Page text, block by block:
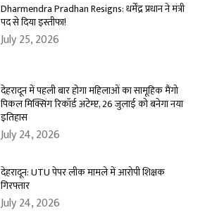
Dharmendra Pradhan Resigns: धर्मेंद्र प्रधान ने मंत्री
पद से दिया इस्तीफा!
July 25, 2026
देहरादून में पहली बार होगा महिलाओं का सामूहिक मैंगो
पिकल मिक्सिंग रिकॉर्ड अटेम्प्ट, 26 जुलाई को बनेगा नया
इतिहास
July 24, 2026
देहरादून: UTU पेपर लीक मामले में आरोपी शिक्षक
गिरफ्तार
July 24, 2026